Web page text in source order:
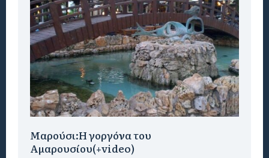
Μαρούσι:H γοργόνα του
Αμαρουσίου(+video)